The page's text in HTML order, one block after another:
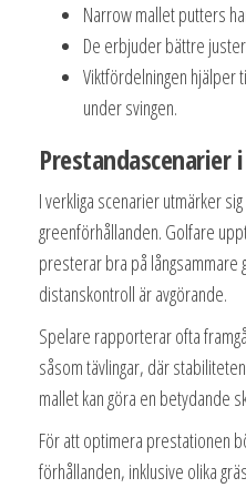
Narrow mallet putters
De erbjuder bättre
Viktfördelningen hjälper
under svingen.
I verkliga scenarier utmärker
greenförhållanden. Golfare
presterar bra på
distanskontroll är avgörande.
Spelare rapporterar ofta
såsom tävlingar, där
mallet kan göra en betydande
För att optimera prestationen
förhållanden, inklusive olika